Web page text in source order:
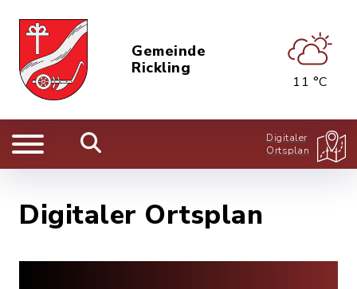
Gemeinde
Rickling
11 °C
Digitaler
Ortsplan
Digitaler Ortsplan